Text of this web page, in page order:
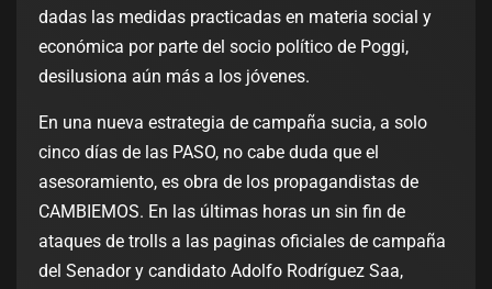
dadas las medidas practicadas en materia social y
económica por parte del socio político de Poggi,
desilusiona aún más a los jóvenes.
En una nueva estrategia de campaña sucia, a solo
cinco días de las PASO, no cabe duda que el
asesoramiento, es obra de los propagandistas de
CAMBIEMOS. En las últimas horas un sin fin de
ataques de trolls a las paginas oficiales de campaña
del Senador y candidato Adolfo Rodríguez Saa,